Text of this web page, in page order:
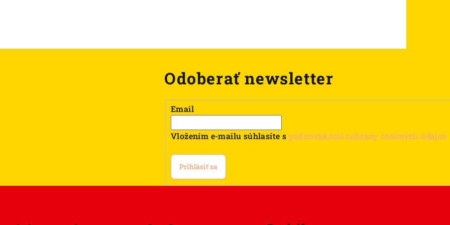
Odoberať newsletter
Email
Vložením e-mailu súhlasíte s podmienkami ochrany osobných údajov
Prihlásiť sa